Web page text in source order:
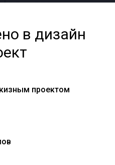
в дизайн
проектом